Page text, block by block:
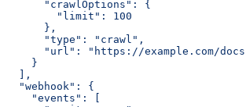
      "crawlOptions": {
        "limit": 100
      },
      "type": "crawl",
"url": "https://example.com/
    }
  ],
  "webhook": {
    "events": [